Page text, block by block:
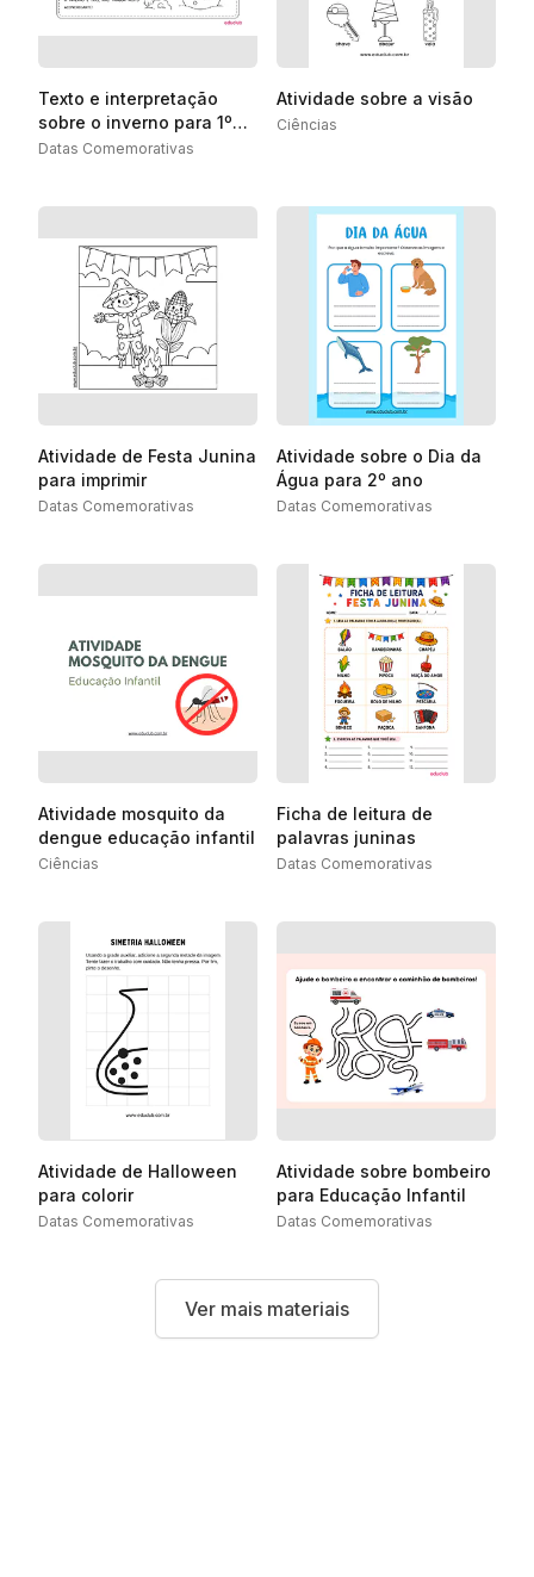
Texto e interpretação
sobre o inverno para 1º
ano
Datas Comemorativas
Atividade sobre a visão
Ciências
Atividade de Festa Junina
para imprimir
Datas Comemorativas
Atividade sobre o Dia da
Água para 2º ano
Datas Comemorativas
Atividade mosquito da
dengue educação infantil
Ciências
Ficha de leitura de
palavras juninas
Datas Comemorativas
Atividade de Halloween
para colorir
Datas Comemorativas
Atividade sobre bombeiro
para Educação Infantil
Datas Comemorativas
Ver mais materiais